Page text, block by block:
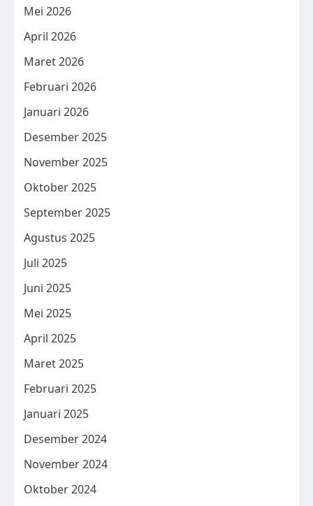
Mei 2026
April 2026
Maret 2026
Februari 2026
Januari 2026
Desember 2025
November 2025
Oktober 2025
September 2025
Agustus 2025
Juli 2025
Juni 2025
Mei 2025
April 2025
Maret 2025
Februari 2025
Januari 2025
Desember 2024
November 2024
Oktober 2024